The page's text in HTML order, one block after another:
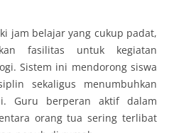
jam belajar yang cukup padat,
fasilitas untuk kegiatan
Sistem ini mendorong siswa
sekaligus menumbuhkan
Guru berperan aktif dalam
orang tua sering terlibat